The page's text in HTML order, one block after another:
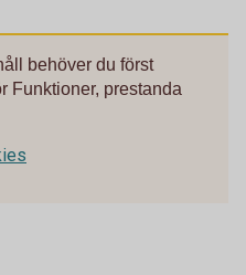
behöver du först
Funktioner, prestanda